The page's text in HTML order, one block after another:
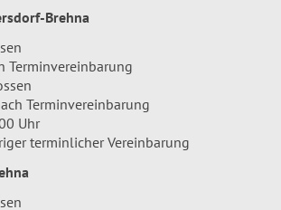
Brehna
Terminvereinbarung
Terminvereinbarung
Uhr
terminlicher Vereinbarung